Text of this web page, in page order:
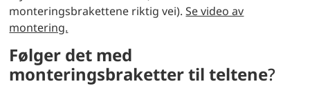
monteringsbrakettene riktig vei).Se video av
montering.
Følger det med
monteringsbraketter til teltene?